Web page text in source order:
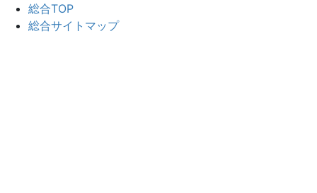
総合TOP
総合サイトマップ